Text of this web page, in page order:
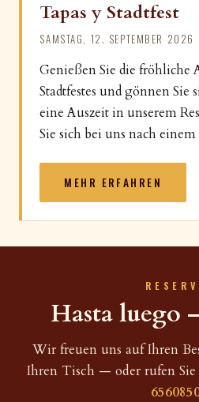
Tapas y Stadtfest
SAMSTAG, 12. SEPTEMBER 2026
Genießen Sie die fröhliche
Stadtfestes und gönnen Sie
eine Auszeit in unserem
Sie sich bei uns nach
MEHR ERFAHREN
Hasta luego
Wir freuen uns auf Ihren
Ihren Tisch — oder rufen Sie